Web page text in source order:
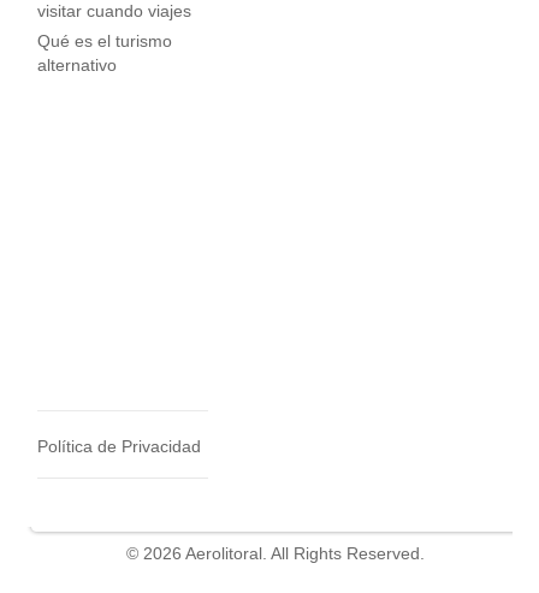
visitar cuando viajes
Qué es el turismo
alternativo
Política de Privacidad
© 2026 Aerolitoral. All Rights Reserved.